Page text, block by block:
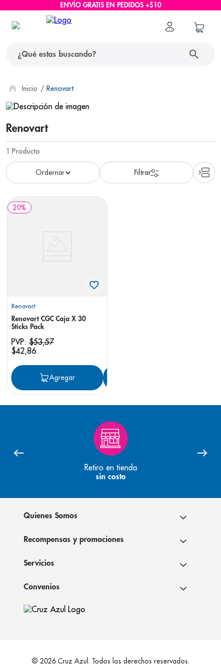
ENVÍO GRATIS EN PEDIDOS +$10
Renovart
Renovart
1 Producto
20%
Renovart
Renovart CGC Caja X 30
Sticks Pack
PVP: $53,57
$42,86
Agregar
Retiro en tienda
sin costo
Quienes Somos
Recompensas y promociones
Servicios
Convenios
© 2026 Cruz Azul. Todos los derechos reservados.
términos más buscados
1. protector solar
2. pañales
3
4. cerave
6. shampoo
7.
panolini
pediasure